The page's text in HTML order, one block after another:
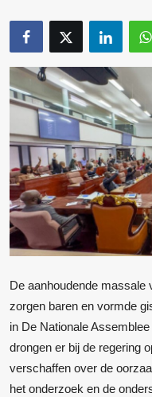
Sport
Cultuur & Media
Deals!
De aanhoudende massale
zorgen baren en vormde
in De Nationale
drongen er bij de regering
verschaffen over de
het onderzoek en de